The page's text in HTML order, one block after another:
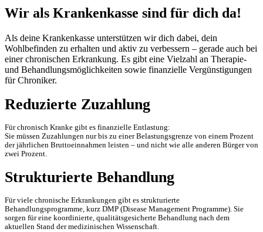
Wir als Krankenkasse sind für dich da!
Als deine Krankenkasse unterstützen wir dich dabei, dein
Wohlbefinden zu erhalten und aktiv zu verbessern – gerade auch bei
einer chronischen Erkrankung. Es gibt eine Vielzahl an Therapie-
und Behandlungsmöglichkeiten sowie finanzielle Vergünstigungen
für Chroniker.
Reduzierte Zuzahlung
Für chronisch Kranke gibt es finanzielle Entlastung:
Sie müssen Zuzahlungen nur bis zu einer Belastungsgrenze von einem Prozent
der jährlichen Bruttoeinnahmen leisten – und nicht wie alle anderen Bürger von
zwei Prozent.
Strukturierte Behandlung
Für viele chronische Erkrankungen gibt es strukturierte
Behandlungsprogramme, kurz DMP (Disease Management Programme). Sie
sorgen für eine koordinierte, qualitätsgesicherte Behandlung nach dem
aktuellen Stand der medizinischen Wissenschaft.